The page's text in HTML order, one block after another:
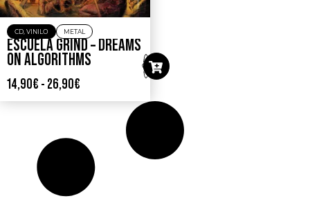
CD, VINILO METAL
ESCUELA GRIND – DREAMS
ON ALGORITHMS
14,90€ - 26,90€